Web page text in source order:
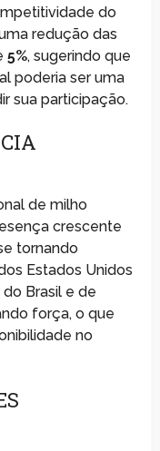
do
redução das
5%, sugerindo que
poderia ser uma
sua participação.
de milho
crescente
tornando
Estados Unidos
Brasil e de
força, o que
no